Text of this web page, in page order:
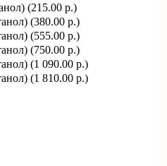
(215.00 р.)
(380.00 р.)
(555.00 р.)
(750.00 р.)
(1 090.00 р.)
(1 810.00 р.)